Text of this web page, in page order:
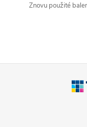
Znovu použité